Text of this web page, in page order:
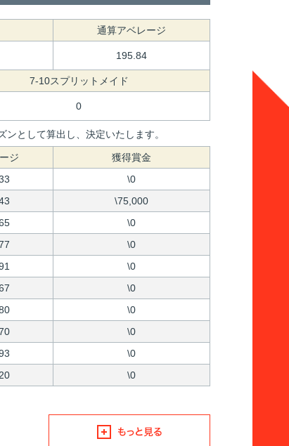
通算アベレージ
195.84
7-10スプリットメイド
0
として算出し、決定いたします。
ジ
獲得賞金
\0
\75,000
\0
\0
\0
\0
\0
\0
\0
\0